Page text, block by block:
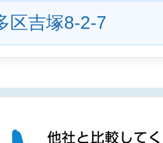
区吉塚8-2-7